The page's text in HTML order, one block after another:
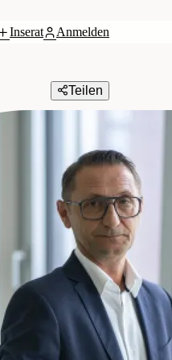
Inserat
Anmelden
Teilen
Vermittlung GmbH